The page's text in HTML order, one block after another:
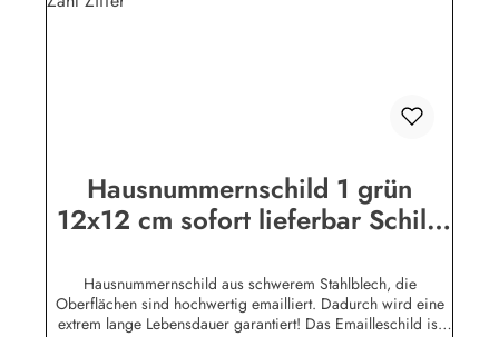
Hausnummernschild 1 grün
12x12 cm sofort lieferbar Schild
Nummer Zahl Ziffer
Hausnummernschild aus schwerem Stahlblech, die
Oberflächen sind hochwertig emailliert. Dadurch wird eine
extrem lange Lebensdauer garantiert! Das Emailleschild ist